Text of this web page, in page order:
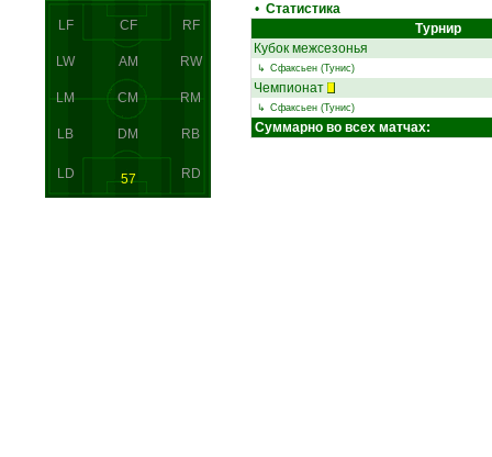
LD
LB
LM
LW
LF
RD
RB
RM
RW
RF
DM
CM
AM
CF
57
• Статистика
Турнир
Кубок межсезонья
↳ Сфаксьен (Тунис)
Чемпионат
↳ Сфаксьен (Тунис)
Суммарно во всех матчах: